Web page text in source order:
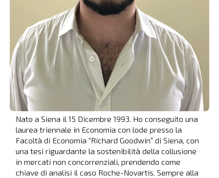
Nato a Siena il 15 Dicembre 1993. Ho conseguito una
laurea triennale in Economia con lode presso la
Facoltà di Economia “Richard Goodwin” di Siena, con
una tesi riguardante la sostenibilità della collusione
in mercati non concorrenziali, prendendo come
chiave di analisi il caso Roche-Novartis. Sempre alla